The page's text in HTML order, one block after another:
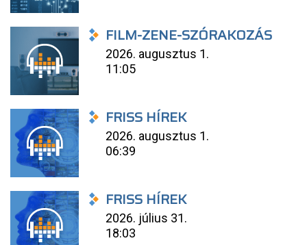
FILM-ZENE-SZÓRAKOZÁS
2026. augusztus 1.
11:05
FRISS HÍREK
2026. augusztus 1.
06:39
FRISS HÍREK
2026. július 31.
18:03